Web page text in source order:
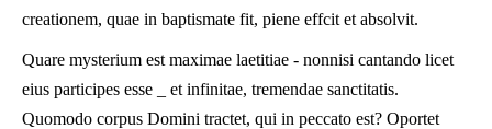
creationem, quae in baptismate fit, piene effcit et absolvit.
Quare mysterium est maximae laetitiae - nonnisi cantando licet
eius participes esse _ et infinitae, tremendae sanctitatis.
Quomodo corpus Domini tractet, qui in peccato est? Oportet